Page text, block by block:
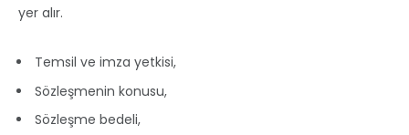
yer alır.
Temsil ve imza yetkisi,
Sözleşmenin konusu,
Sözleşme bedeli,